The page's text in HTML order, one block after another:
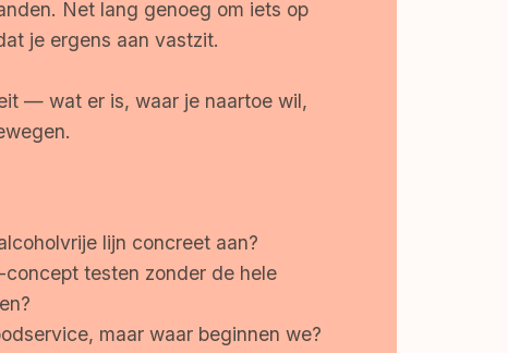
Net lang genoeg om iets op
je ergens aan vastzit.
— wat er is, waar je naartoe wil,
lijn concreet aan?
concept testen zonder de hele
maar waar beginnen we?